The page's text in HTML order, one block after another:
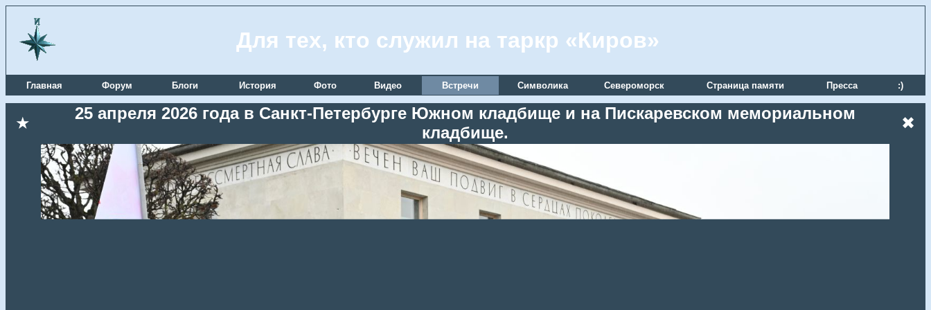
Для тех, кто служил на таркр «Киров»
Главная Форум Блоги История Фото Видео Встречи Символика Североморск Страница памяти Пресса :)
★
25 апреля 2026 года в Санкт-Петербурге Южном кладбище и на Пискаревском мемориальном
кладбище.
✖